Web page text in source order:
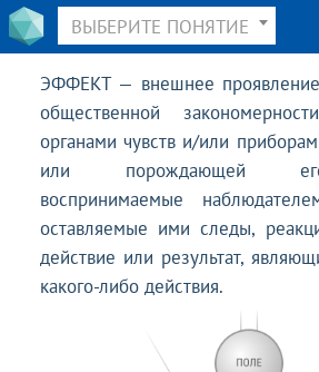
ВЫБЕРИТЕ ПОНЯТИЕ
ЭФФЕКТ — внешнее
общественной
органами чувств и/или
или порождающей
воспринимаемые
оставляемые ими следы,
действие или результат,
какого-либо действия.